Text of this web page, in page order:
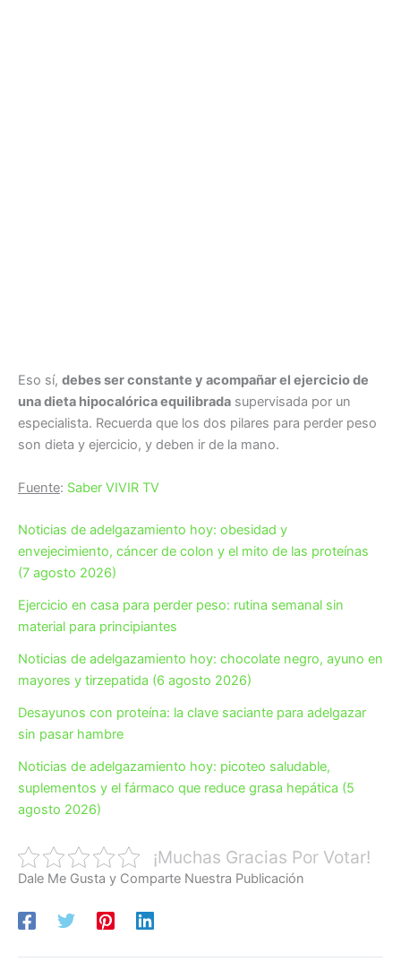
Eso sí, debes ser constante y acompañar el ejercicio de
una dieta hipocalórica equilibrada supervisada por un
especialista. Recuerda que los dos pilares para perder peso
son dieta y ejercicio, y deben ir de la mano.
Fuente: Saber VIVIR TV
Noticias de adelgazamiento hoy: obesidad y
envejecimiento, cáncer de colon y el mito de las proteínas
(7 agosto 2026)
Ejercicio en casa para perder peso: rutina semanal sin
material para principiantes
Noticias de adelgazamiento hoy: chocolate negro, ayuno en
mayores y tirzepatida (6 agosto 2026)
Desayunos con proteína: la clave saciante para adelgazar
sin pasar hambre
Noticias de adelgazamiento hoy: picoteo saludable,
suplementos y el fármaco que reduce grasa hepática (5
agosto 2026)
¡Muchas Gracias Por Votar!
Dale Me Gusta y Comparte Nuestra Publicación